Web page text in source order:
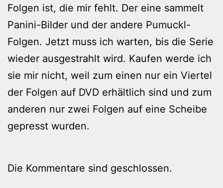
Folgen ist, die mir fehlt. Der eine sammelt
Panini-Bilder und der andere Pumuckl-
Folgen. Jetzt muss ich warten, bis die Serie
wieder ausgestrahlt wird. Kaufen werde ich
sie mir nicht, weil zum einen nur ein Viertel
der Folgen auf DVD erhältlich sind und zum
anderen nur zwei Folgen auf eine Scheibe
gepresst wurden.
Die Kommentare sind geschlossen.